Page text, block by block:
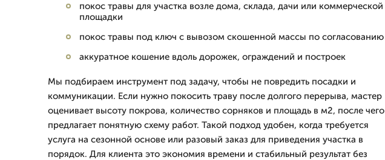
покос травы для участка возле дома, склада, дачи или коммерческой
площадки
покос травы под ключ с вывозом скошенной массы по согласованию
аккуратное кошение вдоль дорожек, ограждений и построек
Мы подбираем инструмент под задачу, чтобы не повредить посадки и
коммуникации. Если нужно покосить траву после долгого перерыва, мастер
оценивает высоту покрова, количество сорняков и площадь в м2, после чего
предлагает понятную схему работ. Такой подход удобен, когда требуется
услуга на сезонной основе или разовый заказ для приведения участка в
порядок. Для клиента это экономия времени и стабильный результат без